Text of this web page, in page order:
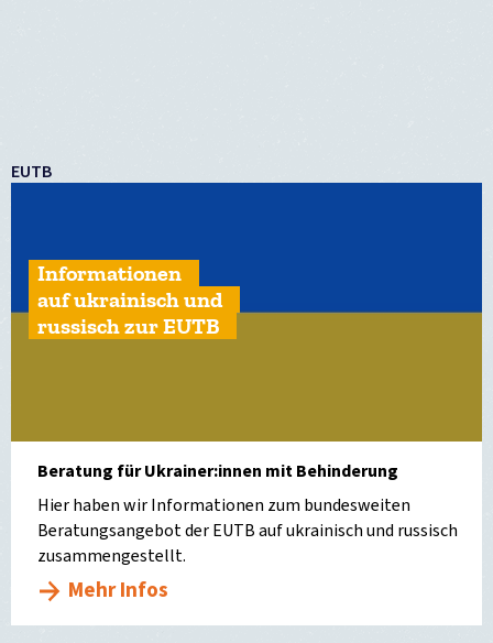
EUTB
Informationen
auf ukrainisch und
russisch zur EUTB
Beratung für Ukrainer:innen mit Behinderung
Hier haben wir Informationen zum bundesweiten
Beratungsangebot der EUTB auf ukrainisch und russisch
zusammengestellt.
Mehr Infos